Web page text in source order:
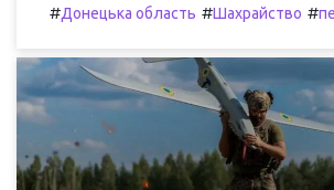
#Донецька область #Шахрайство #